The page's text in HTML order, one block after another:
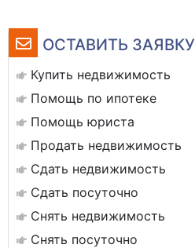
ОСТАВИТЬ ЗАЯВКУ
Купить недвижимость
Помощь по ипотеке
Помощь юриста
Продать недвижимость
Сдать недвижимость
Сдать посуточно
Снять недвижимость
Снять посуточно